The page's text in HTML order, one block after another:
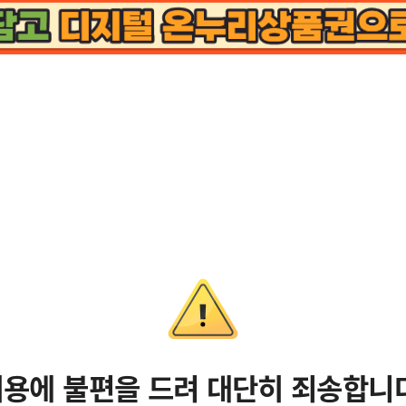
에 불편을 드려 대단히 죄송합니